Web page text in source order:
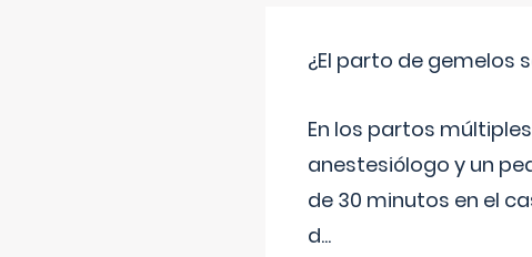
¿El parto de gemelos
En los partos
anestesiólogo y un
de 30 minutos en el
d...